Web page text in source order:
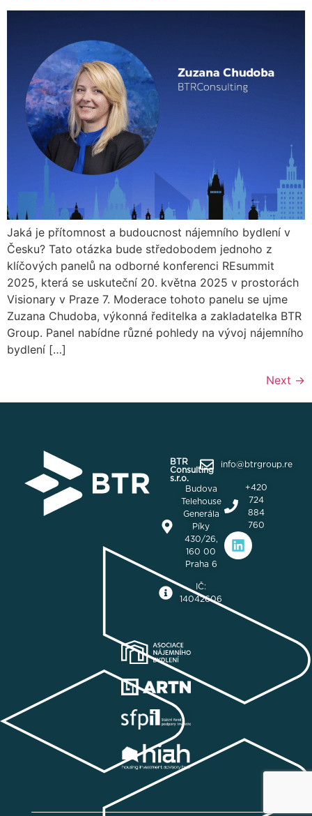
Jaká je přítomnost a budoucnost nájemního bydlení v
Česku? Tato otázka bude středobodem jednoho z
klíčových panelů na odborné konferenci REsummit
2025, která se uskuteční 20. května 2025 v prostorách
Visionary v Praze 7. Moderace tohoto panelu se ujme
Zuzana Chudoba, výkonná ředitelka a zakladatelka BTR
Group. Panel nabídne různé pohledy na vývoj nájemního
bydlení […]
Next →
info@btrgroup.re
+420
724
884
760
BTR
Consulting
s.r.o.
Budova
Telehouse
Generála
Píky
430/26,
160 00
Praha 6
IČ:
14042606